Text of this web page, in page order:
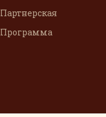
Партнерская
Программа